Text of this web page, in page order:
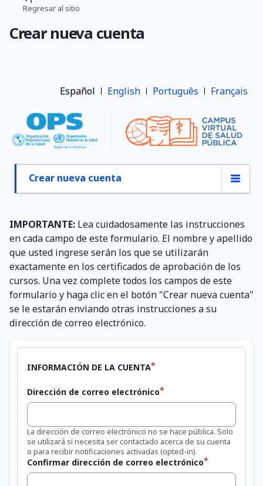
Pasar
contenido
Ruta
de
Regresar al sitio
Crear nueva cuenta
Español English Português Français
Primary
Crear nueva cuenta
IMPORTANTE: Lea cuidadosamente las instrucciones
en cada campo de este formulario. El nombre y apellido
que usted ingrese serán los que se utilizarán
exactamente en los certificados de aprobación de los
cursos. Una vez complete todos los campos de este
formulario y haga clic en el botón "Crear nueva cuenta"
se le estarán enviando otras instrucciones a su
dirección de correo electrónico.
INFORMACIÓN DE LA CUENTA
Dirección de correo electrónico
La dirección de correo electrónico no se hace pública. Solo
se utilizará si necesita ser contactado acerca de su cuenta
o para recibir notificaciones activadas (opted-in).
Confirmar dirección de correo electrónico